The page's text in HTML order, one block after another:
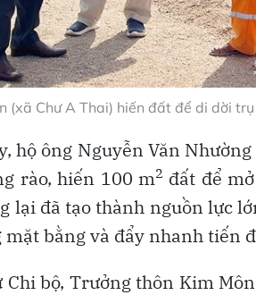
(xã Chư A Thai) hiến đất để di dời
hộ ông Nguyễn Văn
rào, hiến 100 m2 đất để
lại đã tạo thành nguồn lực
bằng và đẩy nhanh tiến
Chi bộ, Trưởng thôn Kim